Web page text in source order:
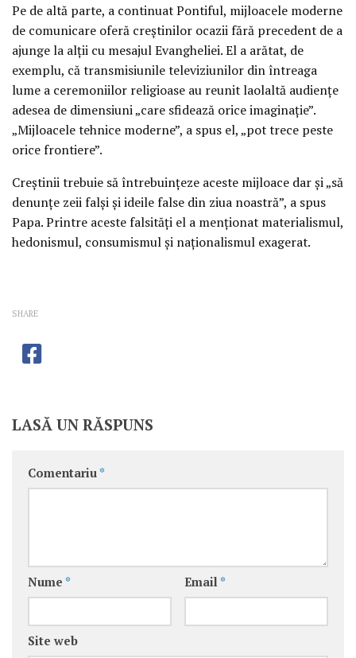
Pe de altă parte, a continuat Pontiful, mijloacele moderne
de comunicare oferă creştinilor ocazii fără precedent de a
ajunge la alţii cu mesajul Evangheliei. El a arătat, de
exemplu, că transmisiunile televiziunilor din întreaga
lume a ceremoniilor religioase au reunit laolaltă audienţe
adesea de dimensiuni „care sfidează orice imaginaţie”.
„Mijloacele tehnice moderne”, a spus el, „pot trece peste
orice frontiere”.
Creştinii trebuie să întrebuinţeze aceste mijloace dar şi „să
denunţe zeii falşi şi ideile false din ziua noastră”, a spus
Papa. Printre aceste falsităţi el a menţionat materialismul,
hedonismul, consumismul şi naţionalismul exagerat.
SHARE
LASĂ UN RĂSPUNS
Comentariu *
Nume * Email *
Site web